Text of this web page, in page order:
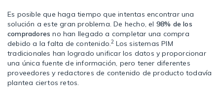
Es posible que haga tiempo que intentas encontrar una
solución a este gran problema. De hecho, el 98% de los
compradores no han llegado a completar una compra
debido a la falta de contenido.2 Los sistemas PIM
tradicionales han logrado unificar los datos y proporcionar
una única fuente de información, pero tener diferentes
proveedores y redactores de contenido de producto todavía
plantea ciertos retos.